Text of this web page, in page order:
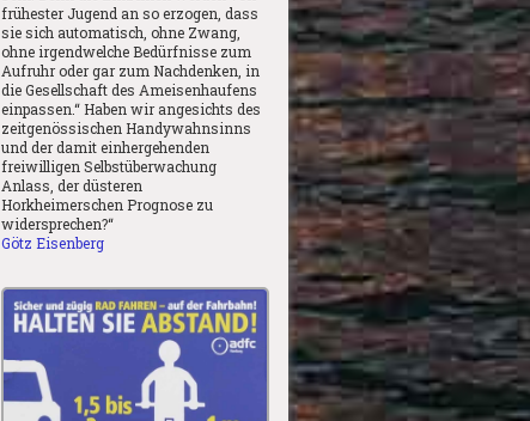
frühester Jugend an so erzogen, dass
sie sich automatisch, ohne Zwang,
ohne irgendwelche Bedürfnisse zum
Aufruhr oder gar zum Nachdenken, in
die Gesellschaft des Ameisenhaufens
einpassen.“ Haben wir angesichts des
zeitgenössischen Handywahnsinns
und der damit einhergehenden
freiwilligen Selbstüberwachung
Anlass, der düsteren
Horkheimerschen Prognose zu
widersprechen?“
Götz Eisenberg